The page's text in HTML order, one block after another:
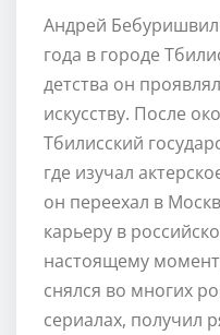
Андрей
года в городе
детства он
искусству. После
Тбилисский
где изучал
он переехал в
карьеру в
настоящему
снялся во многих
сериалах, получил